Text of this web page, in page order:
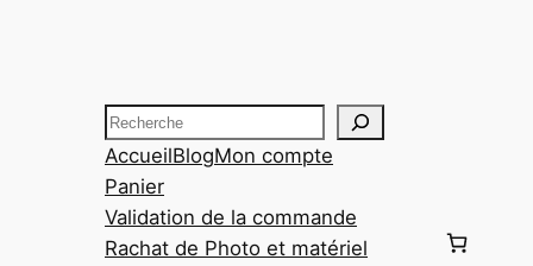
Recherche
AccueilBlogMon compte
Panier
Validation de la commande
Rachat de Photo et matériel